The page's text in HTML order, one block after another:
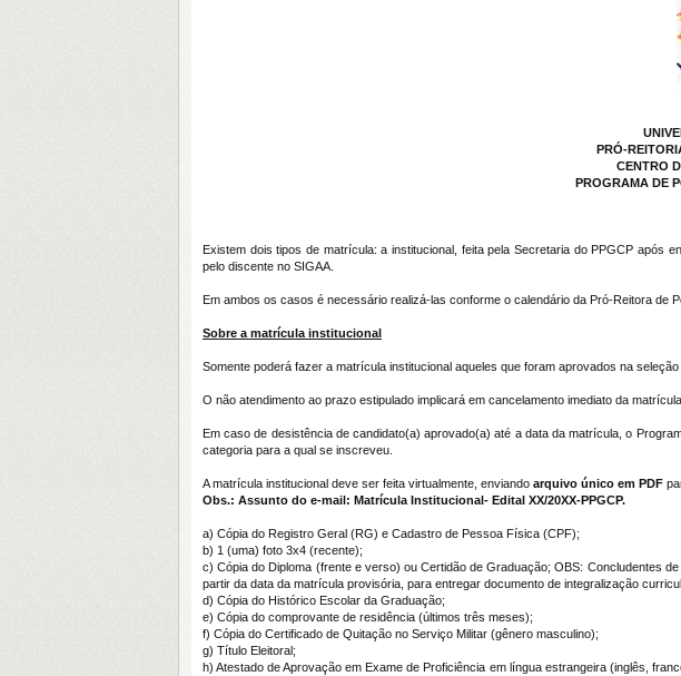
PRÓ-
CENTRO
PROGRAMA DE
Existem dois tipos de matrícula: a institucional, feita pela Secretaria do PPGCP após
pelo discente no SIGAA.
Em ambos os casos é necessário realizá-las conforme o calendário da Pró-Reitora de
Sobre a matrícula institucional
Somente poderá fazer a matrícula institucional aqueles que foram aprovados na seleção
O não atendimento ao prazo estipulado implicará em cancelamento imediato da
Em caso de desistência de candidato(a) aprovado(a) até a data da matrícula, o
categoria para a qual se inscreveu.
A matrícula institucional deve ser feita virtualmente, enviando arquivo único em PDF
Obs.: Assunto do e-mail: Matrícula Institucional- Edital XX/20XX-PPGCP.
a) Cópia do Registro Geral (RG) e Cadastro de Pessoa Física (CPF);
b) 1 (uma) foto 3x4 (recente);
c) Cópia do Diploma (frente e verso) ou Certidão de Graduação; OBS: Concludentes
partir da data da matrícula provisória, para entregar documento de integralização
d) Cópia do Histórico Escolar da Graduação;
e) Cópia do comprovante de residência (últimos três meses);
f) Cópia do Certificado de Quitação no Serviço Militar (gênero masculino);
g) Título Eleitoral;
h) Atestado de Aprovação em Exame de Proficiência em língua estrangeira (inglês,